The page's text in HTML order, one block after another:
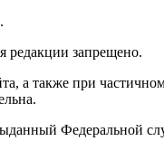
редакции запрещено.
а также при
Федеральной